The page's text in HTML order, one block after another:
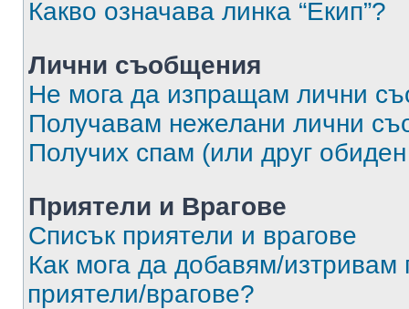
Какво означава линка “Екип”?
Лични съобщения
Не мога да изпращам лични
Получавам нежелани лични
Получих спам (или друг
Приятели и Врагове
Списък приятели и врагове
Как мога да добавям/изтривам
приятели/врагове?